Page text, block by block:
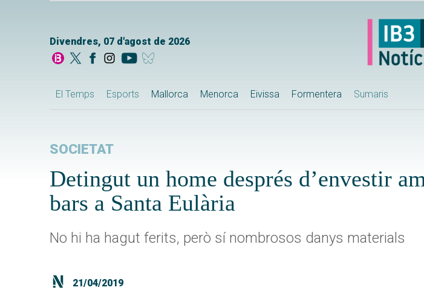
Divendres, 07 d'agost de 2026
El Temps Esports Mallorca Menorca Eivissa Formentera Sumaris
SOCIETAT
Detingut un home després d’envestir
bars a Santa Eulària
No hi ha hagut ferits, però sí nombrosos danys materials
21/04/2019